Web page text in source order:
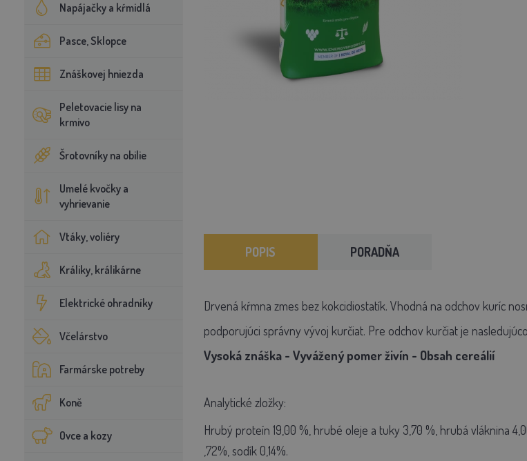
Napájačky a kŕmidlá
Pasce, Sklopce
Znáškovej hniezda
Peletovacie lisy na
krmivo
Šrotovníky na obilie
Umelé kvočky a
vyhrievanie
Vtáky, voliéry
Králiky, králikárne
Elektrické ohradníky
Včelárstvo
Farmárske potreby
Koně
Ovce a kozy
POPIS PORADŇA
Drvená kŕmna zmes bez kokcidiostatík. Vhodná na odchov kuríc
podporujúci správny vývoj kurčiat. Pre odchov kurčiat je
Vysoká znáška - Vyvážený pomer živín - Obsah cereálií
Analytické zložky:
Hrubý proteín 19,00 %, hrubé oleje a tuky 3,70 %, hrubá vláknina
,72%, sodík 0,14%.